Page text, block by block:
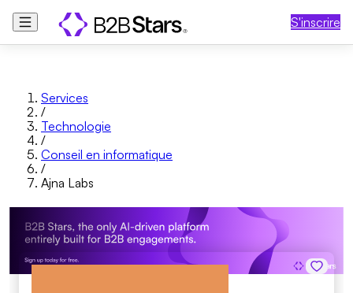
S'inscrire
Services
/
Technologie
/
Conseil en informatique
/
Ajna Labs